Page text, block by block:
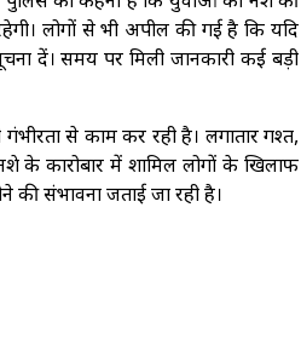
लोगों से भी अपील की गई है कि यदि
दें। समय पर मिली जानकारी कई बड़ी
से काम कर रही है। लगातार गश्त,
के कारोबार में शामिल लोगों के खिलाफ
संभावना जताई जा रही है।